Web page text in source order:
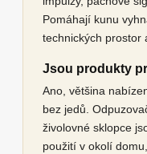
Pomáhají kunu
technických prostor
Jsou produkty
Ano, většina
bez jedů.
živolovné sklopce
použití v okolí